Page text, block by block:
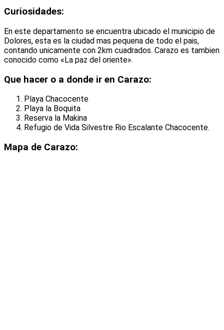
Curiosidades:
En este departamento se encuentra ubicado el municipio de
Dolores, esta es la ciudad mas pequena de todo el pais,
contando unicamente con 2km cuadrados. Carazo es tambien
conocido como «La paz del oriente».
Que hacer o a donde ir en Carazo:
Playa Chacocente
Playa la Boquita
Reserva la Makina
Refugio de Vida Silvestre Rio Escalante Chacocente.
Mapa de Carazo: